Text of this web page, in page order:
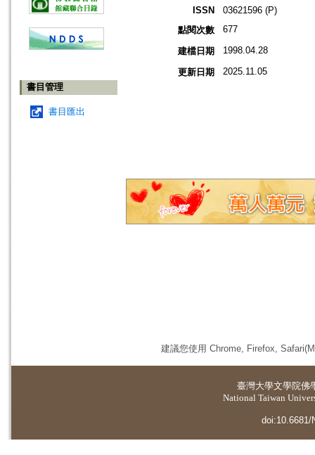
書目管理
書目匯出
ISSN
03621596 (P)
點閱次數
677
建檔日期 1998.04.28
更新日期 2025.11.05
建議您使用 Chrome, Firefox,
臺灣大學文學院佛
National Taiwan
doi:10.6681/